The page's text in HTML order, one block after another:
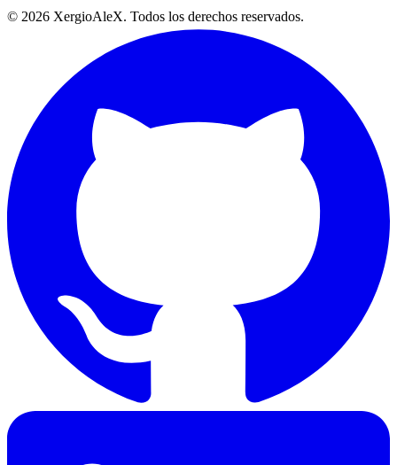
© 2026 XergioAleX. Todos los derechos reservados.